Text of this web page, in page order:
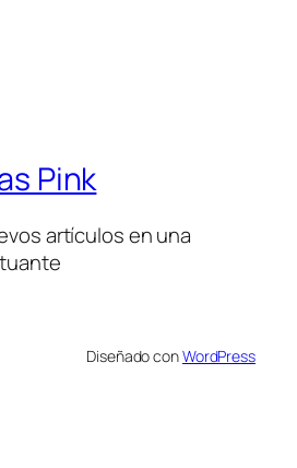
Pink
artículos en una
Diseñado conWordPress